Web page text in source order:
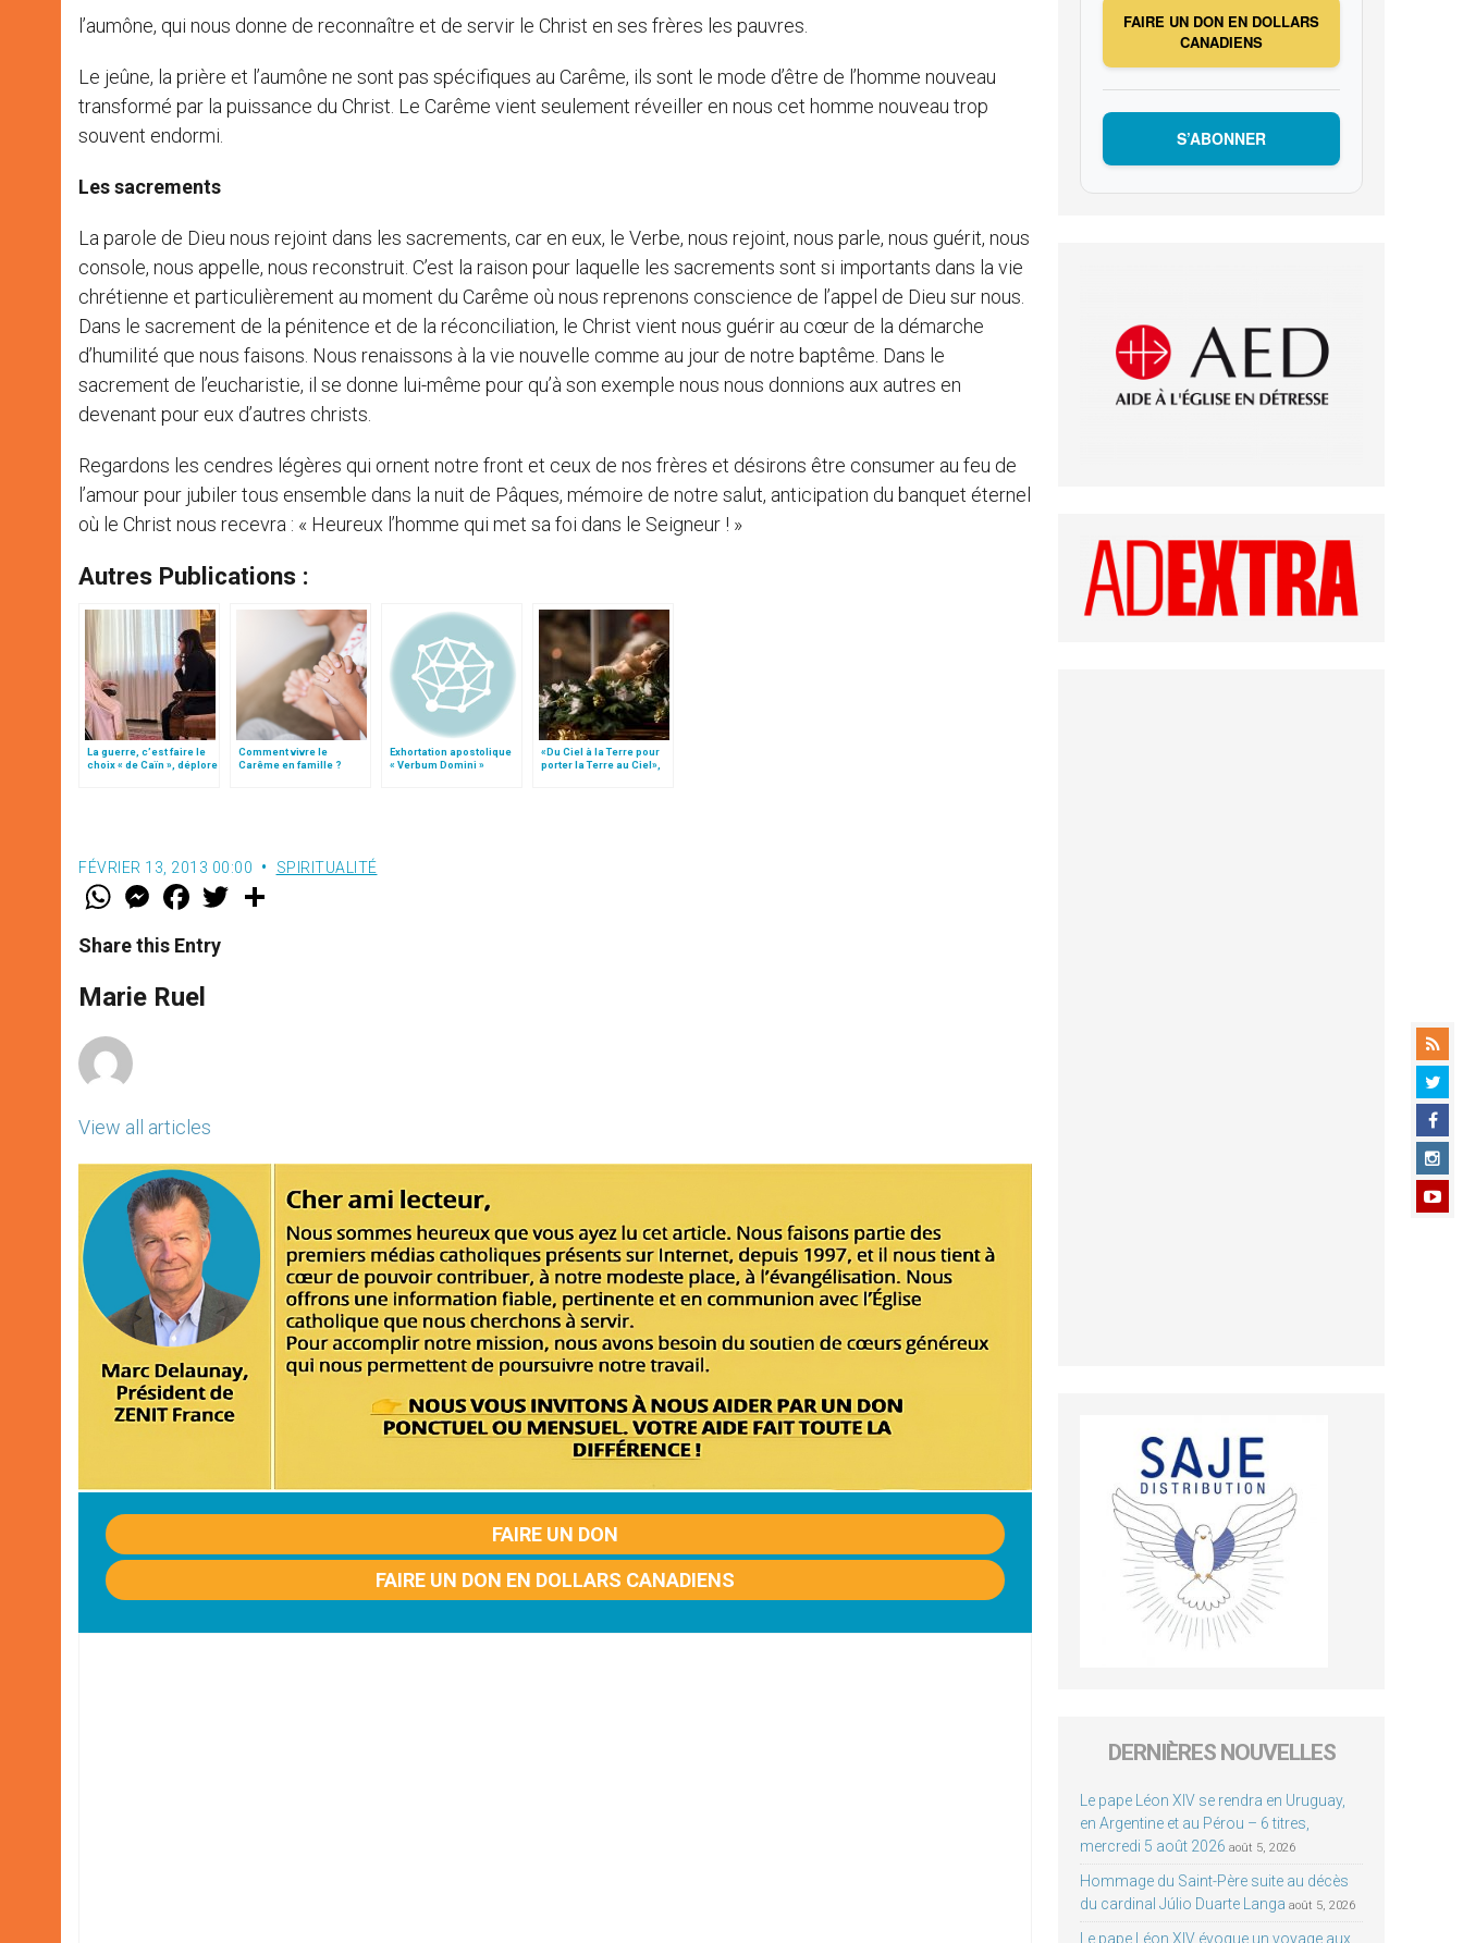
l’aumône, qui nous donne de reconnaître et de servir le Christ en ses frères les pauvres.
Le jeûne, la prière et l’aumône ne sont pas spécifiques au Carême, ils sont le mode d’être de l’homme nouveau
transformé par la puissance du Christ. Le Carême vient seulement réveiller en nous cet homme nouveau trop
souvent endormi.
Les sacrements
La parole de Dieu nous rejoint dans les sacrements, car en eux, le Verbe, nous rejoint, nous parle, nous guérit, nous
console, nous appelle, nous reconstruit. C’est la raison pour laquelle les sacrements sont si importants dans la vie
chrétienne et particulièrement au moment du Carême où nous reprenons conscience de l’appel de Dieu sur nous.
Dans le sacrement de la pénitence et de la réconciliation, le Christ vient nous guérir au cœur de la démarche
d’humilité que nous faisons. Nous renaissons à la vie nouvelle comme au jour de notre baptême. Dans le
sacrement de l’eucharistie, il se donne lui-même pour qu’à son exemple nous nous donnions aux autres en
devenant pour eux d’autres christs.
Regardons les cendres légères qui ornent notre front et ceux de nos frères et désirons être consumer au feu de
l’amour pour jubiler tous ensemble dans la nuit de Pâques, mémoire de notre salut, anticipation du banquet éternel
où le Christ nous recevra : « Heureux l’homme qui met sa foi dans le Seigneur ! »
Autres Publications :
La guerre, c’est faire le
choix « de Caïn », déplore
Comment vivre le
Carême en famille ?
Exhortation apostolique
« Verbum Domini »
«Du Ciel à la Terre pour
porter la Terre au Ciel»,
FÉVRIER 13, 2013 00:00 SPIRITUALITÉ
W
t
s
p
p
M
e
s
e
g
e
F
a
e
b
o
k
w
Share this Entry
Marie Ruel
View all articles
FAIRE UN DON
FAIRE UN DON EN DOLLARS CANADIENS
FAIRE UN DON EN DOLLARS
CANADIENS
S’ABONNER
DERNIÈRES NOUVELLES
Le pape Léon XIV se rendra en Uruguay,
en Argentine et au Pérou – 6 titres,
mercredi 5 août 2026 août 5, 2026
Hommage du Saint-Père suite au décès
du cardinal Júlio Duarte Langa août 5, 2026
Le pape Léon XIV évoque un voyage aux